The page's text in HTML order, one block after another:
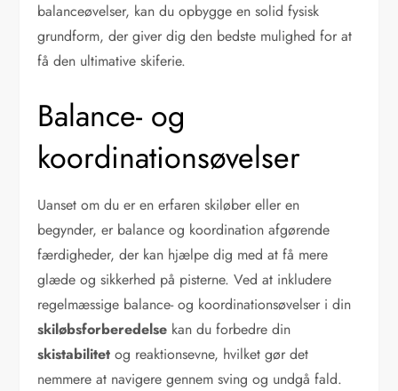
balanceøvelser, kan du opbygge en solid fysisk
grundform, der giver dig den bedste mulighed for at
få den ultimative skiferie.
Balance- og
koordinationsøvelser
Uanset om du er en erfaren skiløber eller en
begynder, er balance og koordination afgørende
færdigheder, der kan hjælpe dig med at få mere
glæde og sikkerhed på pisterne. Ved at inkludere
regelmæssige balance- og koordinationsøvelser i din
skiløbsforberedelse kan du forbedre din
skistabilitet og reaktionsevne, hvilket gør det
nemmere at navigere gennem sving og undgå fald.